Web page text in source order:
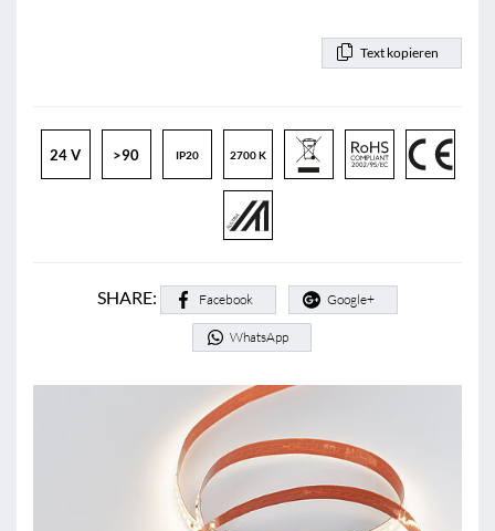
Text kopieren
24 V >90 IP20 2700 K
SHARE: Facebook Google+
WhatsApp